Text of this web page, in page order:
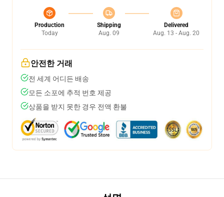
Production
Today
Shipping
Aug. 09
Delivered
Aug. 13 - Aug. 20
안전한 거래
전 세계 어디든 배송
모든 소포에 추적 번호 제공
상품을 받지 못한 경우 전액 환불